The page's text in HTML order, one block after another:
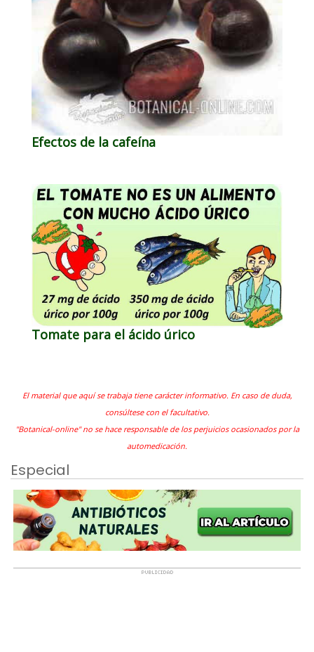
Efectos de la cafeína
Tomate para el ácido úrico
El material que aquí se trabaja tiene carácter informativo. En caso de duda,
consúltese con el facultativo.
"Botanical-online" no se hace responsable de los perjuicios ocasionados por la
automedicación.
Especial